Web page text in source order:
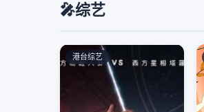
🎤综艺
港台综艺